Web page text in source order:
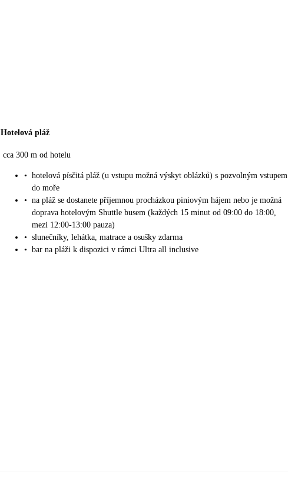
Hotelová pláž
cca 300 m od hotelu
• hotelová písčitá pláž (u vstupu možná výskyt oblázků) s pozvolným vstupem
do moře
• na pláž se dostanete příjemnou procházkou piniovým hájem nebo je možná
doprava hotelovým Shuttle busem (každých 15 minut od 09:00 do 18:00,
mezi 12:00-13:00 pauza)
• slunečníky, lehátka, matrace a osušky zdarma
• bar na pláži k dispozici v rámci Ultra all inclusive